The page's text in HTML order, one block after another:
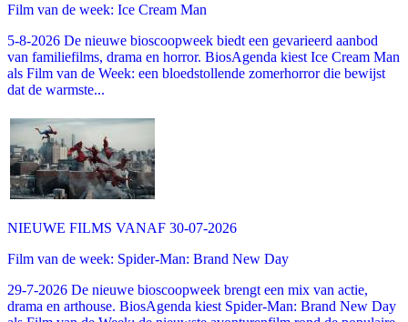
Film van de week: Ice Cream Man
5-8-2026 De nieuwe bioscoopweek biedt een gevarieerd aanbod
van familiefilms, drama en horror. BiosAgenda kiest Ice Cream Man
als Film van de Week: een bloedstollende zomerhorror die bewijst
dat de warmste...
NIEUWE FILMS VANAF 30-07-2026
Film van de week: Spider-Man: Brand New Day
29-7-2026 De nieuwe bioscoopweek brengt een mix van actie,
drama en arthouse. BiosAgenda kiest Spider-Man: Brand New Day